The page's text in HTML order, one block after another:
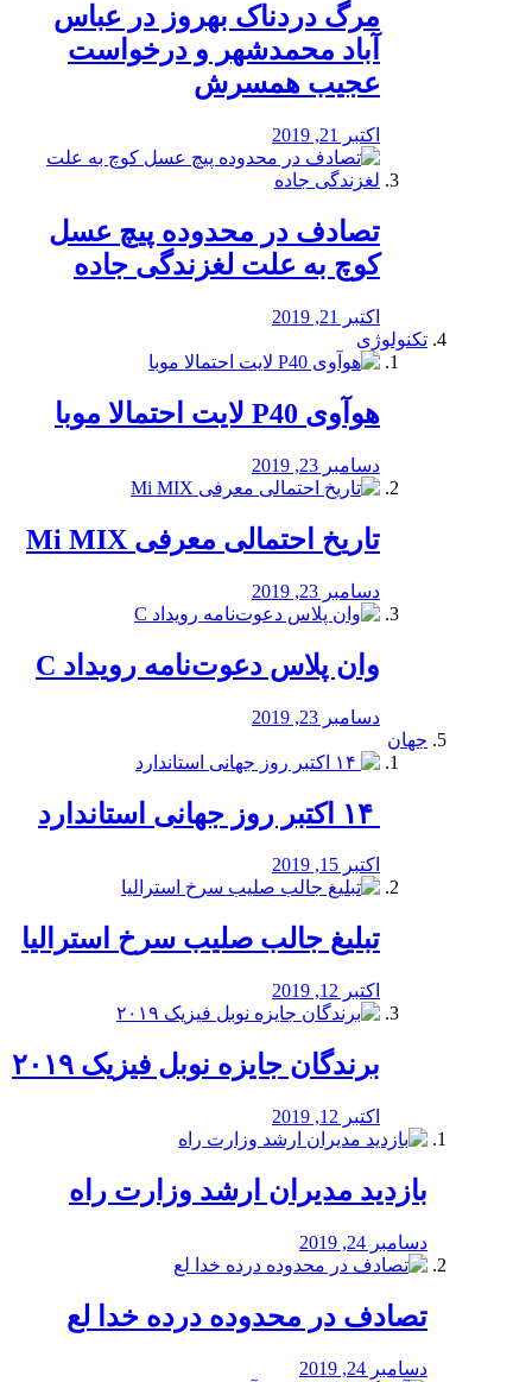
مرگ دردناک بهروز در عباس
آباد محمدشهر و درخواست
عجیب همسرش
اکتبر 21, 2019
تصادف در محدوده پیچ عسل
کوچ به علت لغزندگی جاده
اکتبر 21, 2019
تکنولوژی
هوآوی P40 لایت احتمالا موبا
دسامبر 23, 2019
تاریخ احتمالی معرفی Mi MIX
دسامبر 23, 2019
وان پلاس دعوت‌نامه رویداد C
دسامبر 23, 2019
جهان
اکتبر 15, 2019
تبلیغ جالب صلیب سرخ استرالیا
اکتبر 12, 2019
برندگان جایزه نوبل فیزیک ۲۰۱۹
اکتبر 12, 2019
بازدید مدیران ارشد وزارت راه
دسامبر 24, 2019
تصادف در محدوده درده خدا لع
دسامبر 24, 2019